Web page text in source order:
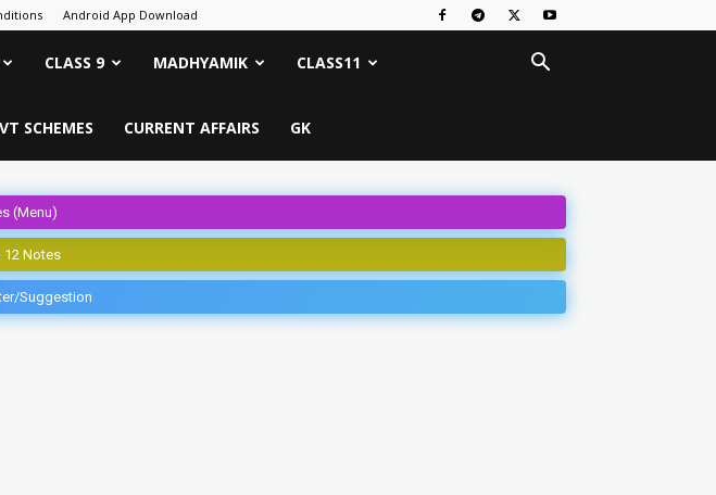
Android App Download
CLASS 9 MADHYAMIK CLASS11
SCHEMES CURRENT AFFAIRS GK
(Menu)
12 Notes
Suggestion